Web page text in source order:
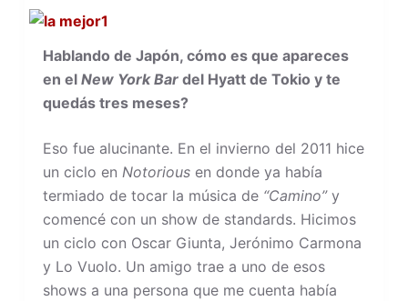
Hablando de Japón, cómo es que apareces
en el New York Bardel Hyatt de Tokio y te
quedás tres meses?
Eso fue alucinante. En el invierno del 2011 hice
un ciclo en Notoriousen donde ya había
termiado de tocar la música de “Camino”y
comencé con un show de standards. Hicimos
un ciclo con Oscar Giunta, Jerónimo Carmona
y Lo Vuolo. Un amigo trae a uno de esos
shows a una persona que me cuenta había